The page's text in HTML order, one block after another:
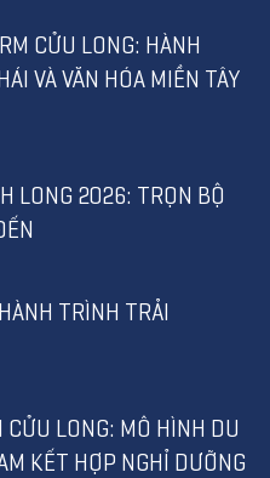
CỬU LONG: HÀNH
VÀ VĂN HÓA MIỀN TÂY
LONG 2026: TRỌN BỘ
TRÌNH TRẢI
LONG: MÔ HÌNH DU
KẾT HỢP NGHỈ DƯỠNG